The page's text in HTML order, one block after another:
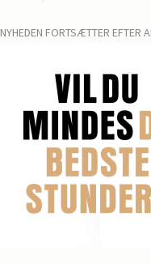
NYHEDEN FORTSÆTTER EFTER